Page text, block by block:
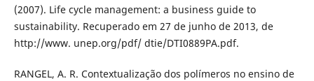
(2007). Life cycle management: a business guide to
sustainability. Recuperado em 27 de junho de 2013, de
http://www. unep.org/pdf/ dtie/DTI0889PA.pdf.
RANGEL, A. R. Contextualização dos polímeros no ensino de